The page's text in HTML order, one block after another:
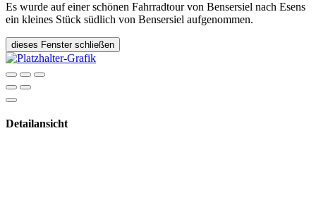
Es wurde auf einer schönen Fahrradtour von Bensersiel nach Esens
ein kleines Stück südlich von Bensersiel aufgenommen.
dieses Fenster schließen
Detailansicht